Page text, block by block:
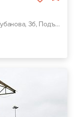
г. Запорожье, вулиця Чубанова, 3б, Подъезд с Набережной магистрали, напротив ЗАЗа.